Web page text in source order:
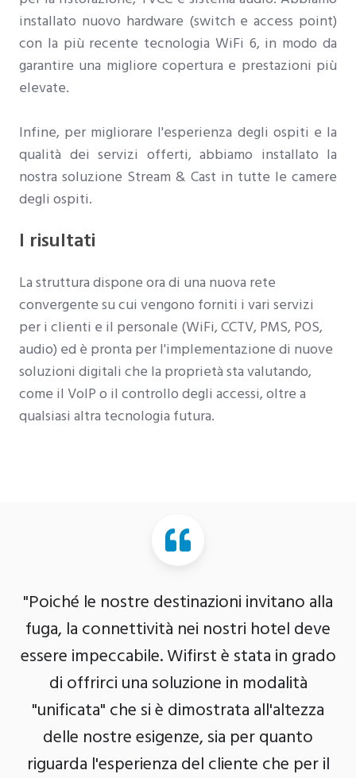
installato nuovo hardware (switch e access point)
con la più recente tecnologia WiFi 6, in modo da
garantire una migliore copertura e prestazioni più
elevate.
Infine, per migliorare l'esperienza degli ospiti e la
qualità dei servizi offerti, abbiamo installato la
nostra soluzione Stream & Cast in tutte le camere
degli ospiti.
I risultati
La struttura dispone ora di una nuova rete
convergente su cui vengono forniti i vari servizi
per i clienti e il personale (WiFi, CCTV, PMS, POS,
audio) ed è pronta per l'implementazione di nuove
soluzioni digitali che la proprietà sta valutando,
come il VoIP o il controllo degli accessi, oltre a
qualsiasi altra tecnologia futura.
"Poiché le nostre destinazioni invitano alla
fuga, la connettività nei nostri hotel deve
essere impeccabile. Wifirst è stata in grado
di offrirci una soluzione in modalità
"unificata" che si è dimostrata all'altezza
delle nostre esigenze, sia per quanto
riguarda l'esperienza del cliente che per il